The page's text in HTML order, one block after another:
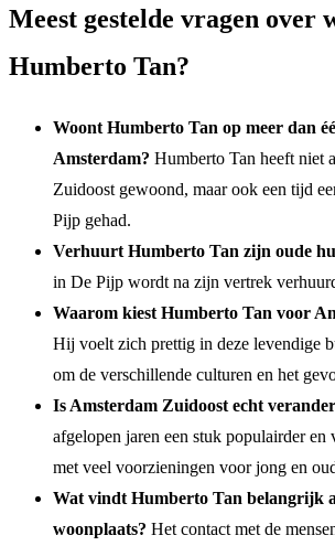
Meest gestelde vragen over
Humberto Tan?
Woont Humberto Tan op meer dan
Amsterdam? Humberto Tan heeft niet
Zuidoost gewoond, maar ook een tijd
Pijp gehad.
Verhuurt Humberto Tan zijn oude
in De Pijp wordt na zijn vertrek
Waarom kiest Humberto Tan voor
Hij voelt zich prettig in deze levendige
om de verschillende culturen en het
Is Amsterdam Zuidoost echt
afgelopen jaren een stuk populairder en
met veel voorzieningen voor jong en
Wat vindt Humberto Tan belangrijk
woonplaats? Het contact met de